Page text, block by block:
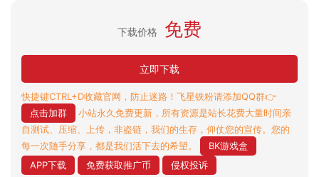
下载价格 免费
立即下载
快捷键CTRL+D收藏官网，防止迷路！飞星铁粉请添加QQ群👉
点击加群
小站永久免费更新，所有资源是站长花费大量时间亲
自测试、压缩、上传，非盗链，我们的生存，仰仗您的宣传。您的
每一次随手分享，都是我们活下去的希望。
BK游戏盒
APP下载
免费获取推广币 侵权投诉